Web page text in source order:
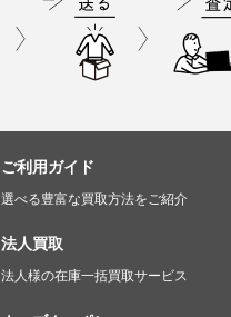
ご利用ガイド
選べる豊富な買取方法をご紹介
法人買取
法人様の在庫一括買取サービス